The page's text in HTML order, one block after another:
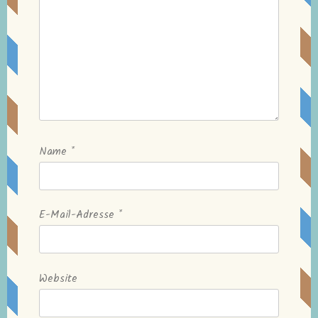
Name *
E-Mail-Adresse *
Website